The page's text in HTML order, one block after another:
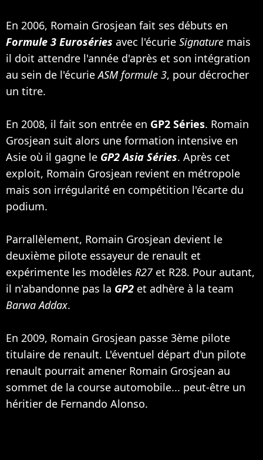
En 2006, Romain Grosjean fait ses débuts en
Formule 3 Euroséries avec l'écurie Signature mais
il doit attendre l'année d'après et son intégration
au sein de l'écurieASM formule 3, pour décrocher
un titre.
En 2008, il fait son entrée en GP2 Séries. Romain
Grosjean suit alors une formation intensive en
Asie où il gagne le GP2 Asia Séries. Après cet
exploit, Romain Grosjean revient en métropole
mais son irrégularité en compétition l'écarte du
podium.
Parrallèlement, Romain Grosjean devient le
deuxième pilote essayeur de renault et
expérimente les modèles R27 et R28. Pour autant,
il n'abandonne pas la GP2 et adhère à la team
Barwa Addax.
En 2009, Romain Grosjean passe 3ème pilote
titulaire de renault. L'éventuel départ d'un pilote
renault pourrait amener Romain Grosjean au
sommet de la course automobile... peut-être un
héritier de Fernando Alonso.